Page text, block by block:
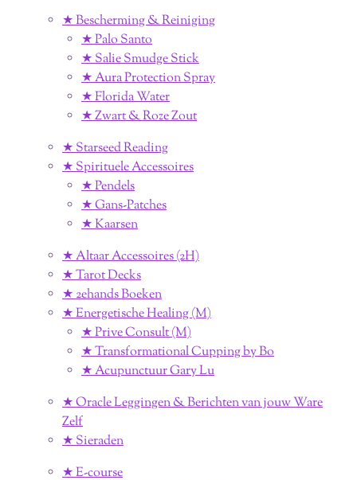
★ Bescherming & Reiniging
★ Palo Santo
★ Salie Smudge Stick
★ Aura Protection Spray
★ Florida Water
★ Zwart & Roze Zout
★ Starseed Reading
★ Spirituele Accessoires
★ Pendels
★ Gans-Patches
★ Kaarsen
★ Altaar Accessoires (2H)
★ Tarot Decks
★ 2ehands Boeken
★ Energetische Healing (M)
★ Prive Consult (M)
★ Transformational Cupping by Bo
★ Acupunctuur Gary Lu
★ Oracle Leggingen & Berichten van jouw Ware
Zelf
★ Sieraden
★ E-course